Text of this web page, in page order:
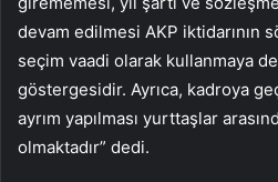
devam edilmesi AKP iktidarının
seçim vaadi olarak kullanmaya
göstergesidir. Ayrıca, kadroya
ayrım yapılması yurttaşlar
olmaktadır” dedi.